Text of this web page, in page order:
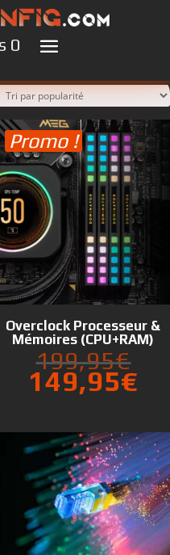
0
0
Promo !
Overclock Processeur &
Mémoires (CPU+RAM)
199,95€Le
149,95€